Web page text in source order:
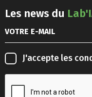
Les news du
J'accepte les